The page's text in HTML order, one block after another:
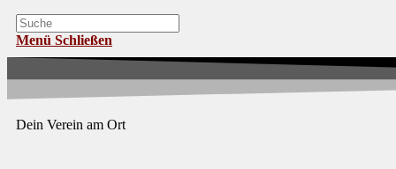
Menü Schließen
Dein Verein am Ort